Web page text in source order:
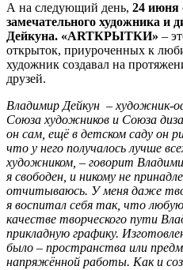
А на следующий день, 24 июня
замечательного художника и
Дейкуна. «АRTКРЫТКИ» –
открыток, приуроченных к
художник создавал на
друзей.
Владимир Дейкун – художник-
Союза художников и Союза
он сам, ещё в детском саду он
что у него получалось лучше
художником, – говорит
я свободен, и никому не
отчитываюсь. У меня даже
я воспитал себя так, что
качестве творческого пути
прикладную графику.
было – пространства или
напряжённой работы. Как и